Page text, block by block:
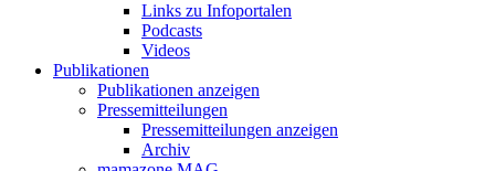
Links zu Infoportalen
Podcasts
Videos
Publikationen
Publikationen anzeigen
Pressemitteilungen
Pressemitteilungen anzeigen
Archiv